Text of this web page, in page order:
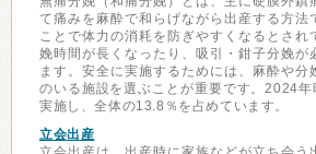
て痛みを麻酔で和らげながら出産する方法
ことで体力の消耗を防ぎやすくなるとされ
娩時間が長くなったり、吸引・鉗子分娩が
ます。安全に実施するためには、麻酔や分
のいる施設を選ぶことが重要です。2024
実施し、全体の13.8％を占めています。
立会出産